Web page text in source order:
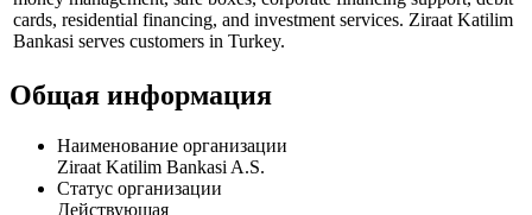
Ziraat Katilim Bankasi operates as a bank. The bank offers services
and products, including cash and non-cash loans, current accounts,
cards, residential financing, and investment services. Ziraat Katilim
Общая информация